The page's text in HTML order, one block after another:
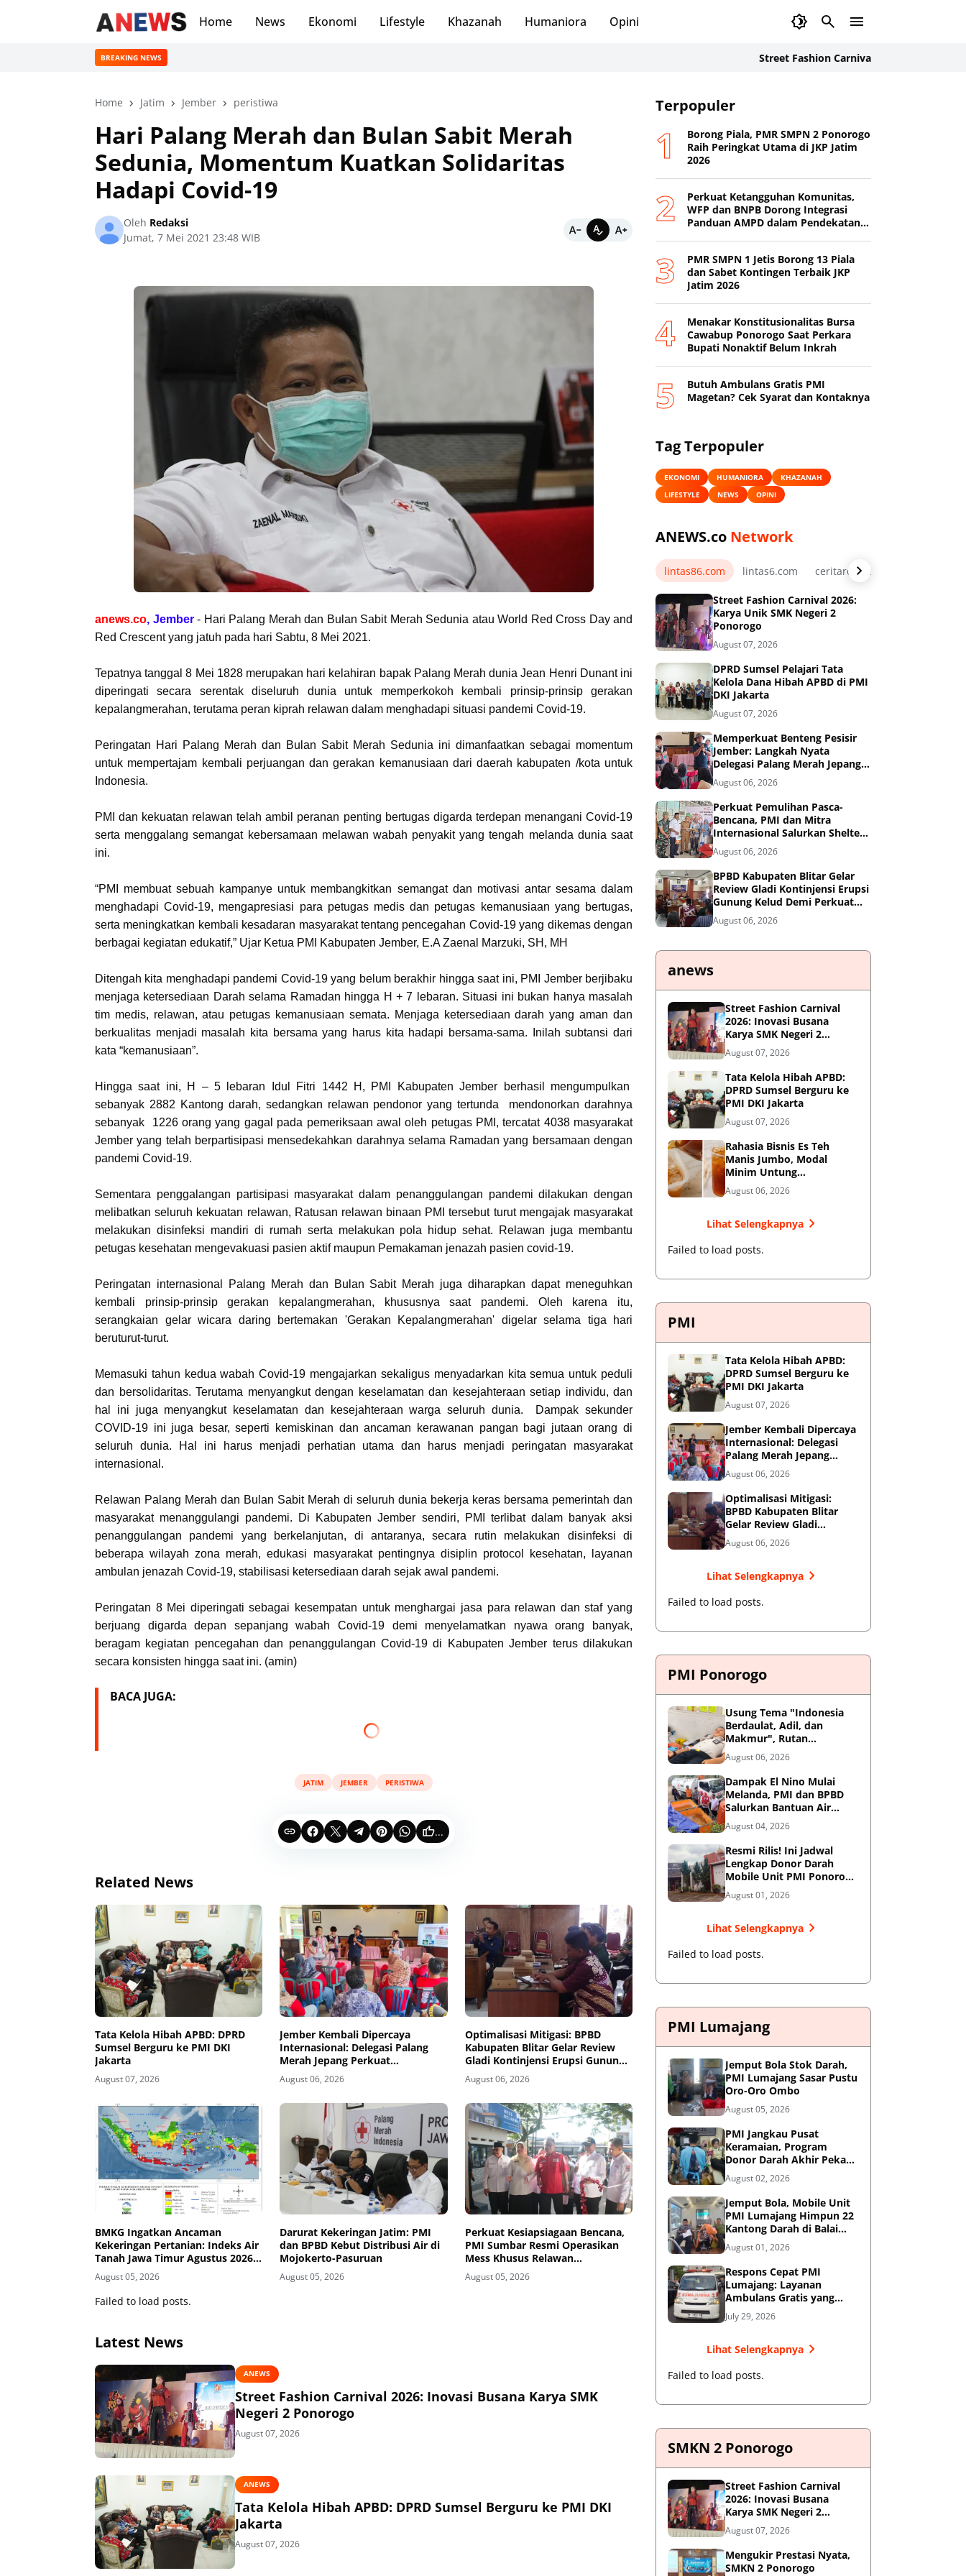
Home News Ekonomi Lifestyle Khazanah Humaniora Opini
BREAKING NEWS Street Fashion Carnival 2026: Inovasi Busana
Home Jatim Jember peristiwa
Hari Palang Merah dan Bulan Sabit Merah
Sedunia, Momentum Kuatkan Solidaritas
Hadapi Covid-19
Oleh Redaksi
Jumat, 7 Mei 2021 23:48 WIB
anews.co, Jember- Hari Palang Merah dan Bulan Sabit Merah Sedunia atau World Red Cross Day and
Red Crescent yang jatuh pada hari Sabtu, 8 Mei 2021.
Tepatnya tanggal 8 Mei 1828 merupakan hari kelahiran bapak Palang Merah dunia Jean Henri Dunant ini
diperingati secara serentak diseluruh dunia untuk memperkokoh kembali prinsip-prinsip gerakan
kepalangmerahan, terutama peran kiprah relawan dalam menghadapi situasi pandemi Covid-19.
Peringatan Hari Palang Merah dan Bulan Sabit Merah Sedunia ini dimanfaatkan sebagai momentum
untuk mempertajam kembali perjuangan dan gerakan kemanusiaan dari daerah kabupaten /kota untuk
Indonesia.
PMI dan kekuatan relawan telah ambil peranan penting bertugas digarda terdepan menangani Covid-19
serta menggalang semangat kebersamaan melawan wabah penyakit yang tengah melanda dunia saat
ini.
“PMI membuat sebuah kampanye untuk membangkitkan semangat dan motivasi antar sesama dalam
menghadapi Covid-19, mengapresiasi para petugas medis dan petugas kemanusiaan yang bertugas,
serta meningkatkan kembali kesadaran masyarakat tentang pencegahan Covid-19 yang dikemas dengan
berbagai kegiatan edukatif,” Ujar Ketua PMI Kabupaten Jember, E.A Zaenal Marzuki, SH, MH
Ditengah kita menghadapi pandemi Covid-19 yang belum berakhir hingga saat ini, PMI Jember berjibaku
menjaga ketersediaan Darah selama Ramadan hingga H + 7 lebaran. Situasi ini bukan hanya masalah
tim medis, relawan, atau petugas kemanusiaan semata. Menjaga ketersediaan darah yang aman dan
berkualitas menjadi masalah kita bersama yang harus kita hadapi bersama-sama. Inilah subtansi dari
kata “kemanusiaan”.
Hingga saat ini, H – 5 lebaran Idul Fitri 1442 H, PMI Kabupaten Jember berhasil mengumpulkan
sebanyak 2882 Kantong darah, sedangkan relawan pendonor yang tertunda mendonorkan darahnya
sebanyak 1226 orang yang gagal pada pemeriksaan awal oleh petugas PMI, tercatat 4038 masyarakat
Jember yang telah berpartisipasi mensedekahkan darahnya selama Ramadan yang bersamaan dengan
pandemi Covid-19.
Sementara penggalangan partisipasi masyarakat dalam penanggulangan pandemi dilakukan dengan
melibatkan seluruh kekuatan relawan, Ratusan relawan binaan PMI tersebut turut mengajak masyarakat
melakukan disinfeksi mandiri di rumah serta melakukan pola hidup sehat. Relawan juga membantu
petugas kesehatan mengevakuasi pasien aktif maupun Pemakaman jenazah pasien covid-19.
Peringatan internasional Palang Merah dan Bulan Sabit Merah juga diharapkan dapat meneguhkan
kembali prinsip-prinsip gerakan kepalangmerahan, khususnya saat pandemi. Oleh karena itu,
serangkaian gelar wicara daring bertemakan 'Gerakan Kepalangmerahan' digelar selama tiga hari
beruturut-turut.
Memasuki tahun kedua wabah Covid-19 mengajarkan sekaligus menyadarkan kita semua untuk peduli
dan bersolidaritas. Terutama menyangkut dengan keselamatan dan kesejahteraan setiap individu, dan
hal ini juga menyangkut keselamatan dan kesejahteraan warga seluruh dunia. Dampak sekunder
COVID-19 ini juga besar, seperti kemiskinan dan ancaman kerawanan pangan bagi jutaan orang di
seluruh dunia. Hal ini harus menjadi perhatian utama dan harus menjadi peringatan masyarakat
internasional.
Relawan Palang Merah dan Bulan Sabit Merah di seluruh dunia bekerja keras bersama pemerintah dan
masyarakat menanggulangi pandemi. Di Kabupaten Jember sendiri, PMI terlibat dalam banyak aksi
penanggulangan pandemi yang berkelanjutan, di antaranya, secara rutin melakukan disinfeksi di
beberapa wilayah zona merah, edukasi masyarakat pentingnya disiplin protocol kesehatan, layanan
ambulan jenazah Covid-19, stabilisasi ketersediaan darah sejak awal pandemi.
Peringatan 8 Mei diperingati sebagai kesempatan untuk menghargai jasa para relawan dan staf yang
berjuang digarda depan sepanjang wabah Covid-19 demi menyelamatkan nyawa orang banyak,
beragam kegiatan pencegahan dan penanggulangan Covid-19 di Kabupaten Jember terus dilakukan
secara konsisten hingga saat ini. (amin)
BACA JUGA:
JATIM JEMBER PERISTIWA
...
Related News
Tata Kelola Hibah APBD: DPRD
Sumsel Berguru ke PMI DKI
Jakarta
August 07, 2026
Jember Kembali Dipercaya
Internasional: Delegasi Palang
Merah Jepang Perkuat
Kesiapsiagaan Bencana di
Kawasan Pesisir dan Sekolah
August 06, 2026
Optimalisasi Mitigasi: BPBD
Kabupaten Blitar Gelar Review
Gladi Kontinjensi Erupsi Gunung
Kelud
August 06, 2026
BMKG Ingatkan Ancaman
Kekeringan Pertanian: Indeks Air
Tanah Jawa Timur Agustus 2026
Masuk Kategori Kurang
August 05, 2026
Darurat Kekeringan Jatim: PMI
dan BPBD Kebut Distribusi Air di
Mojokerto-Pasuruan
August 05, 2026
Perkuat Kesiapsiagaan Bencana,
PMI Sumbar Resmi Operasikan
Mess Khusus Relawan
Kemanusiaan
August 05, 2026
Failed to load posts.
Latest News
ANEWS
Street Fashion Carnival 2026: Inovasi Busana Karya SMK
Negeri 2 Ponorogo
August 07, 2026
ANEWS
Tata Kelola Hibah APBD: DPRD Sumsel Berguru ke PMI DKI
Jakarta
August 07, 2026
Terpopuler
Borong Piala, PMR SMPN 2 Ponorogo
Raih Peringkat Utama di JKP Jatim
2026
Perkuat Ketangguhan Komunitas,
WFP dan BNPB Dorong Integrasi
Panduan AMPD dalam Pendekatan
PMR SMPN 1 Jetis Borong 13 Piala
dan Sabet Kontingen Terbaik JKP
Jatim 2026
Menakar Konstitusionalitas Bursa
Cawabup Ponorogo Saat Perkara
Bupati Nonaktif Belum Inkrah
Butuh Ambulans Gratis PMI
Magetan? Cek Syarat dan Kontaknya
Tag Terpopuler
EKONOMI HUMANIORA
KHAZANAH
LIFESTYLE
NEWS OPINI
ANEWS.co Network
lintas86.com lintas6.com ceritarelawan.my.id
Street Fashion Carnival 2026:
Karya Unik SMK Negeri 2
Ponorogo
August 07, 2026
DPRD Sumsel Pelajari Tata
Kelola Dana Hibah APBD di PMI
DKI Jakarta
August 07, 2026
Memperkuat Benteng Pesisir
Jember: Langkah Nyata
Delegasi Palang Merah Jepang
Dampingi Relawan dan Sekolah
Tangguh Bencana
August 06, 2026
Perkuat Pemulihan Pasca-
Bencana, PMI dan Mitra
Internasional Salurkan Shelter
Toolkit untuk 1.200 Keluarga di
Aceh Utara
August 06, 2026
BPBD Kabupaten Blitar Gelar
Review Gladi Kontinjensi Erupsi
Gunung Kelud Demi Perkuat
Mitigasi Bencana
August 06, 2026
anews
Street Fashion Carnival
2026: Inovasi Busana
Karya SMK Negeri 2
Ponorogo
August 07, 2026
Tata Kelola Hibah APBD:
DPRD Sumsel Berguru ke
PMI DKI Jakarta
August 07, 2026
Rahasia Bisnis Es Teh
Manis Jumbo, Modal
Minim Untung
Menjanjikan
August 06, 2026
Lihat Selengkapnya
Failed to load posts.
PMI
Tata Kelola Hibah APBD:
DPRD Sumsel Berguru ke
PMI DKI Jakarta
August 07, 2026
Jember Kembali Dipercaya
Internasional: Delegasi
Palang Merah Jepang
Perkuat Kesiapsiagaan
Bencana di Kawasan
Pesisir dan Sekolah
August 06, 2026
Optimalisasi Mitigasi:
BPBD Kabupaten Blitar
Gelar Review Gladi
Kontinjensi Erupsi Gunung
Kelud
August 06, 2026
Lihat Selengkapnya
Failed to load posts.
PMI Ponorogo
Usung Tema "Indonesia
Berdaulat, Adil, dan
Makmur", Rutan
Ponorogo Gelar Donor
Darah Kemanusiaan
Sambut HUT RI ke-81
August 06, 2026
Dampak El Nino Mulai
Melanda, PMI dan BPBD
Salurkan Bantuan Air
Bersih ke Desa Terdampak
di Ponorogo
August 04, 2026
Resmi Rilis! Ini Jadwal
Lengkap Donor Darah
Mobile Unit PMI Ponorogo
Agustus 2026
August 01, 2026
Lihat Selengkapnya
Failed to load posts.
PMI Lumajang
Jemput Bola Stok Darah,
PMI Lumajang Sasar Pustu
Oro-Oro Ombo
August 05, 2026
PMI Jangkau Pusat
Keramaian, Program
Donor Darah Akhir Pekan
di GM Plaza Lumajang
Disambut Antusias
August 02, 2026
Jemput Bola, Mobile Unit
PMI Lumajang Himpun 22
Kantong Darah di Balai
Desa Jatirejo Kunir
August 01, 2026
Respons Cepat PMI
Lumajang: Layanan
Ambulans Gratis yang
Wajib Diketahui Warga
July 29, 2026
Lihat Selengkapnya
Failed to load posts.
SMKN 2 Ponorogo
Street Fashion Carnival
2026: Inovasi Busana
Karya SMK Negeri 2
Ponorogo
August 07, 2026
Mengukir Prestasi Nyata,
SMKN 2 Ponorogo